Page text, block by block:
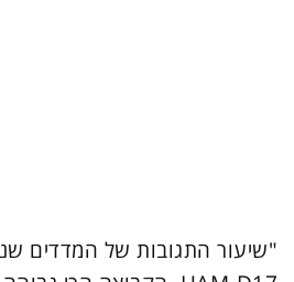
"שיעור התגובות של המדדים